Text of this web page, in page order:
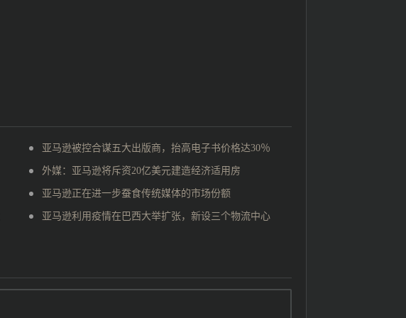
亚马逊被控合谋五大出版商，抬高电子书价格达30％
外媒：亚马逊将斥资20亿美元建造经济适用房
亚马逊正在进一步蚕食传统媒体的市场份额
亚马逊利用疫情在巴西大举扩张，新设三个物流中心